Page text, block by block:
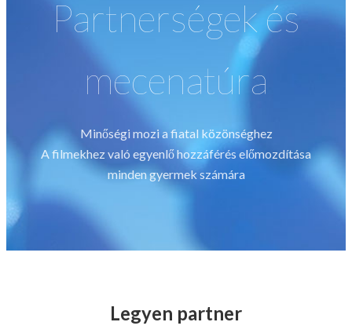
Partnerségek és
mecenatúra
Minőségi mozi a fiatal közönséghez
A filmekhez való egyenlő hozzáférés előmozdítása
minden gyermek számára
Legyen partner